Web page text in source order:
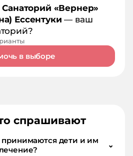
Санаторий «Вернер»
Ессентуки — ваш
в выборе
спрашивают
принимаются дети и им
⌄